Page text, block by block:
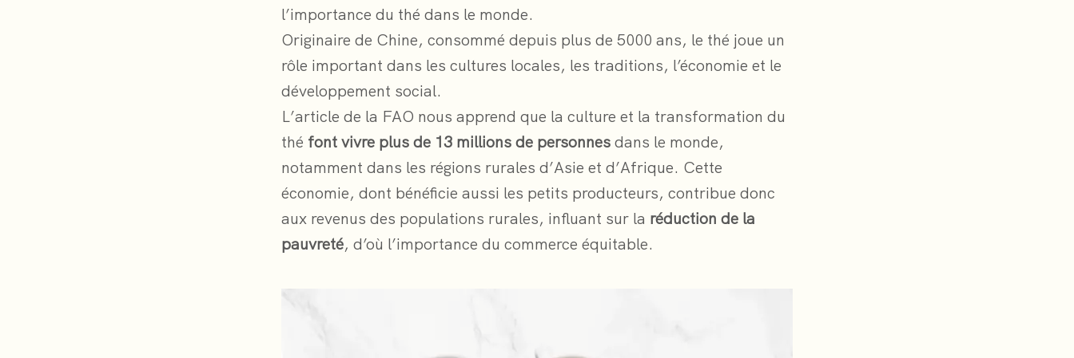
l’importance du thé dans le monde.
Originaire de Chine, consommé depuis plus de 5000 ans, le thé joue un
rôle important dans les cultures locales, les traditions, l’économie et le
développement social.
L’article de la FAO nous apprend que la culture et la transformation du
thé font vivre plus de 13 millions de personnesdans le monde,
notamment dans les régions rurales d’Asie et d’Afrique. Cette
économie, dont bénéficie aussi les petits producteurs, contribue donc
aux revenus des populations rurales, influant sur la réduction de la
pauvreté, d’où l’importance du commerce équitable.